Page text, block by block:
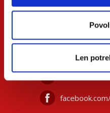
Len
KONTAKTUJTE
0 733